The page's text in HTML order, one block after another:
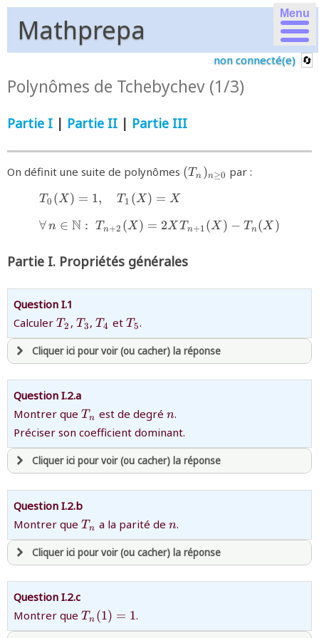
Menu
Mathprepa
non connecté(e)
Polynômes de Tchebychev (1/3)
Partie I | Partie II | Partie III
On définit une suite de polynômes {(T_n)_{n\ge0}}
(T n )n≥0 par :
T 0 (X ) = 1, T1 (X ) = X
∀n ∈ N : Tn+2 (X ) = 2X T n+1 (X ) − T n (X )
Partie I. Propriétés générales
Question I.1
Calculer {T_2}
T 2 , {T_3}
T 3 ,{T_4}
T4 et {T_5}
T 5.
Cliquer ici pour voir (ou cacher) la réponse
avoir
une souscription active sur mathprepa
connecté au site
revenir àla page d'accueil
ou tester la page d'extraits libres
Question I.2.a
Montrer que {T_n}
T n est de degré {n}
n.
Préciser son coefficient dominant.
Cliquer ici pour voir (ou cacher) la réponse
avoir
une souscription active sur mathprepa
revenir à la page d'accueil
ou consulter
Question I.2.b
Montrer que {T_n}
T n a la parité de {n}
n.
Cliquer ici pour voir (ou cacher) la réponse
avoir
une souscription active sur mathprepa
connecté au site
Question I.2.c
Montrer que {T_n(1)=1}
T n (1) = 1.